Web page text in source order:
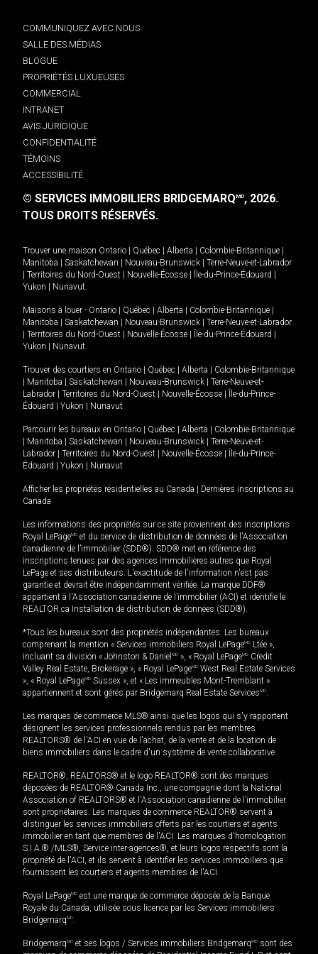
COMMUNIQUEZ AVEC NOUS
SALLE DES MÉDIAS
BLOGUE
PROPRIÉTÉS LUXUEUSES
COMMERCIAL
INTRANET
AVIS JURIDIQUE
CONFIDENTIALITÉ
TÉMOINS
ACCESSIBILITÉ
© SERVICES IMMOBILIERS BRIDGEMARQMD, 2026.
TOUS DROITS RÉSERVÉS.
Trouver une maison Ontario Québec Alberta Colombie-Britannique
Manitoba
Saskatchewan Nouveau-Brunswick
Terre-Neuve-et-Labrador
Territoires du Nord-Ouest Nouvelle-Écosse Île-du-Prince-Édouard
Yukon
Nunavut.
Maisons à louer - Ontario Québec Alberta Colombie-Britannique
Manitoba
Saskatchewan Nouveau-Brunswick
Terre-Neuve-et-Labrador
Territoires du Nord-Ouest Nouvelle-Écosse Île-du-Prince-Édouard
Yukon
Nunavut.
Trouver des courtiers en Ontario Québec Alberta
Colombie-Britannique
Manitoba Saskatchewan Nouveau-Brunswick
Terre-Neuve-et-
Labrador
Territoires du Nord-Ouest Nouvelle-Écosse
Île-du-Prince-
Édouard
Yukon Nunavut
Parcourir les bureaux en Ontario Québec Alberta
Colombie-Britannique
Manitoba Saskatchewan Nouveau-Brunswick
Terre-Neuve-et-
Labrador
Territoires du Nord-Ouest Nouvelle-Écosse
Île-du-Prince-
Édouard
Yukon Nunavut
Afficher les propriétés résidentielles au Canada
Dernières inscriptions au
Canada
Les informations des propriétés sur ce site proviennent des inscriptions
Royal LePageMD et du service de distribution de données de l'Association
canadienne de l’immobilier (SDD®). SDD® met en référence des
inscriptions tenues par des agences immobilières autres que Royal
LePage et ses distributeurs. L'exactitude de l'information n'est pas
garantie et devrait être indépendamment vérifiée. La marque DDF®
appartient à l'Association canadienne de l’immobilier (ACI) et identifie le
REALTOR.ca Installation de distribution de données (SDD®).
*Tous les bureaux sont des propriétés indépendantes. Les bureaux
comprenant la mention « Services immobiliers Royal LePageMD Ltée »,
incluant sa division « Johnston & Daniel MD », « Royal LePageMD Credit
Valley Real Estate, Brokerage », « Royal LePageMD West Real Estate Services
», « Royal LePageMD Sussex », et « Les immeubles Mont-Tremblant »
appartiennent et sont gérés par Bridgemarq Real Estate ServicesMD.
Les marques de commerce MLS® ainsi que les logos qui s'y rapportent
désignent les services professionnels rendus par les membres
REALTORS® de l'ACI en vue de l'achat, de la vente et de la location de
biens immobiliers dans le cadre d'un système de vente collaborative.
REALTOR®, REALTORS® et le logo REALTOR® sont des marques
déposées de REALTOR® Canada Inc., une compagnie dont la National
Association of REALTORS® et l'Association canadienne de l’immobilier
sont propriétaires. Les marques de commerce REALTOR® servent à
distinguer les services immobiliers offerts par les courtiers et agents
immobilier en tant que membres de l'ACI. Les marques d'homologation
S.I.A.® /MLS®, Service inter-agences®, et leurs logos respectifs sont la
propriété de l'ACI, et ils servent à identifier les services immobiliers que
fournissent les courtiers et agents membres de l'ACI.
Royal LePageMD est une marque de commerce déposée de la Banque
Royale du Canada, utilisée sous licence par les Services immobiliers
BridgemarqMD.
BridgemarqMD et ses logos / Services immobiliers BridgemarqMD sont des